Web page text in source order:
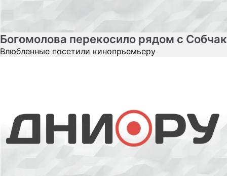
Богомолова перекосило рядом с Собчак
Влюбленные посетили кинопрьемьеру